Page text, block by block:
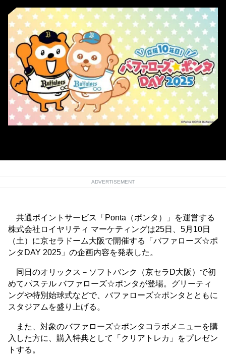
ADVERTISEMENT
共通ポイントサービス「Ponta（ポンタ）」を運営する
株式会社ロイヤリティ マーケティングは25日、5月10日
（土）に京セラドーム大阪で開催する「バファローズ☆ポ
ンタDAY 2025」の企画内容を発表した。
同日のオリックス－ソフトバンク（京セラD大阪）で初
めてパステル バファローズ☆ポンタが登場。グリーティ
ングや特別始球式などで、バファローズ☆ポンタとともに
スタジアムを盛り上げる。
また、対象のバファローズ☆ポンタコラボメニューを購
入した方に、購入特典として「クリアトレカ」をプレゼン
トする。